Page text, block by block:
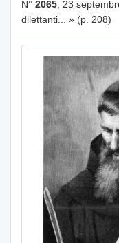
N° 2065 , 23
dilettanti... » (p. 208)